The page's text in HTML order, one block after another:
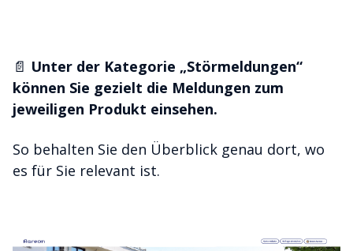
📄 Unter der Kategorie „Störmeldungen“
können Sie gezielt die Meldungen zum
jeweiligen Produkt einsehen.
So behalten Sie den Überblick genau dort, wo
es für Sie relevant ist.